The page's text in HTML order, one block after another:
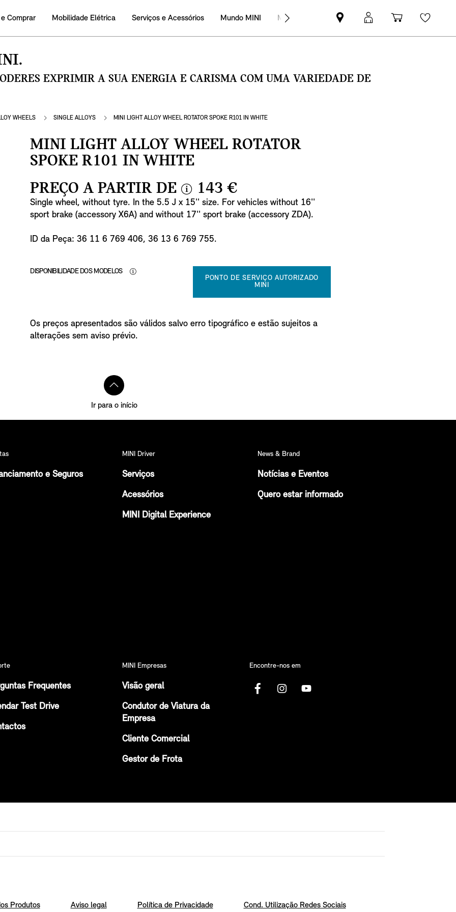
Comprar Mobilidade Elétrica Serviços e Acessórios Mundo MINI MINI Empresas
Pesquisar
parceiro
Iniciar
sessão
Carrinho
de
EXPRIMIR A SUA ENERGIA E CARISMA COM UMA VARIEDADE DE
WHEELS SINGLE ALLOYS MINI LIGHT ALLOY WHEEL ROTATOR SPOKE R101 IN WHITE
MINI LIGHT ALLOY WHEEL ROTATOR
SPOKE R101 IN WHITE
PREÇO A PARTIR DE
i
n
o
143 €
Single wheel, without tyre. In the 5.5 J x 15'' size. For vehicles without 16''
sport brake (accessory X6A) and without 17'' sport brake (accessory ZDA).
ID da Peça: 36 11 6 769 406, 36 13 6 769 755.
DISPONIBILIDADE DOS MODELOS
PONTO DE SERVIÇO AUTORIZADO
MINI
Os preços apresentados são válidos salvo erro tipográfico e estão sujeitos a
alterações sem aviso prévio.
Ir para o início
e Seguros
MINI Driver
Serviços
Acessórios
MINI Digital Experience
News & Brand
Notícias e Eventos
Quero estar informado
Frequentes
Test Drive
MINI Empresas
Visão geral
Condutor de Viatura da
Empresa
Cliente Comercial
Gestor de Frota
Encontre-nos em
Produtos Aviso legal Política de Privacidade Cond. Utilização Redes Sociais